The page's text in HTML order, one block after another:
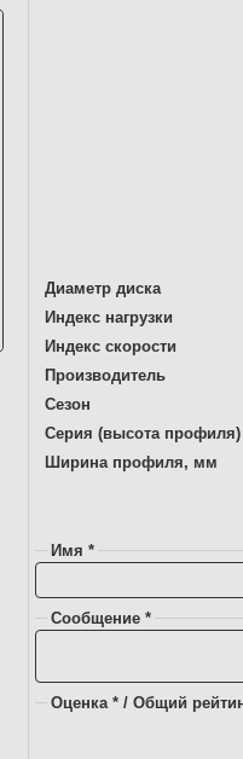
Диаметр диска
Индекс нагрузки
Индекс скорости
Производитель
Сезон
Серия (высота профиля)
Ширина профиля, мм
Имя *
Сообщение *
Оценка * / Общий